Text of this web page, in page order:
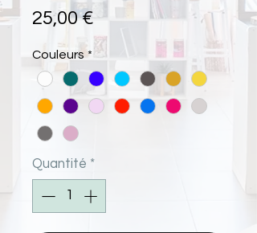
25,00 €Prix
Couleurs *
Quantité *